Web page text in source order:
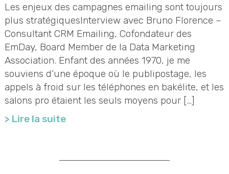
Les enjeux des campagnes emailing sont toujours
plus stratégiquesInterview avec Bruno Florence –
Consultant CRM Emailing, Cofondateur des
EmDay, Board Member de la Data Marketing
Association. Enfant des années 1970, je me
souviens d’une époque où le publipostage, les
appels à froid sur les téléphones en bakélite, et les
salons pro étaient les seuls moyens pour […]
> Lire la suite